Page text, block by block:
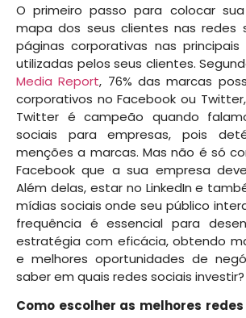
O primeiro passo para colocar
mapa dos seus clientes nas redes
páginas corporativas nas principais
utilizadas pelos seus clientes.
Media Report, 76% das marcas
corporativos no Facebook ou
Twitter é campeão quando
sociais para empresas, pois
menções a marcas. Mas não é só
Facebook que a sua empresa
Além delas, estar no LinkedIn e
mídias sociais onde seu público
frequência é essencial para
estratégia com eficácia, obtendo
e melhores oportunidades de
saber em quais redes sociais investir?
Como escolher as melhores